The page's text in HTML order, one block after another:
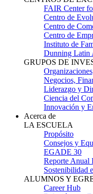
FAIR Center
Centro de
Centro de
Centro de
Instituto de
Dunning Latin
GRUPOS DE
Negocios,
Liderazgo y
Ciencia del
Innovación y
Acerca de
LA ESCUELA
Propósito
Consejos y
EGADE 30
Reporte Anual
Sostenibilidad
ALUMNOS Y
Career Hub